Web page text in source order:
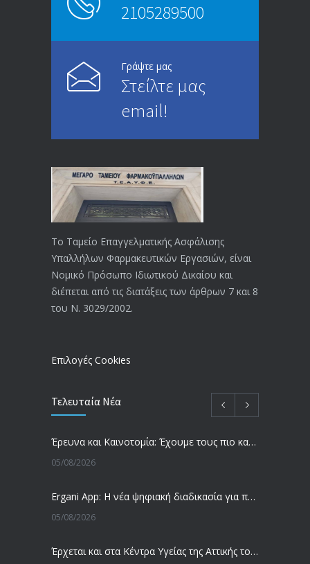
Επίδομα ανεργίας: Υπολογισμός βάσει
ΕΝΗΜΕΡΩΣΗ ΠΡΟΣ ΣΥΝΤΑΞΙΟΥΧΟΥΣ
18/12/2019
ΑΝΑΚΟΙΝΩΣΗ
20/12/2019
Αναπηρικές συντάξεις: Έρχεται νέα
απόφαση από το υπουργείο Εργασίας
-Τι είπε η Δ. Μιχαηλίδου για τις
2105289500
Γράψτε μας
Στείλτε μας
email!
Το Ταμείο Επαγγελματικής Ασφάλισης
Υπαλλήλων Φαρμακευτικών Εργασιών, είναι
Νομικό Πρόσωπο Ιδιωτικού Δικαίου και
διέπεται από τις διατάξεις των άρθρων 7 και 8
του Ν. 3029/2002.
Επιλογές Cookies
Τελευταία Νέα
Έρευνα και Καινοτομία: Έχουμε τους πιο κακοπληρωμένους εργαζόμενους στον ΟΟΣΑ
05/08/2026
Ergani App: Η νέα ψηφιακή διαδικασία για προσλήψεις με το κινητό
05/08/2026
Έρχεται και στα Κέντρα Υγείας της Αττικής το ηλεκτρονικό βραχιολάκι – Όλο το σχέδιο του υπουργείου Υγείας